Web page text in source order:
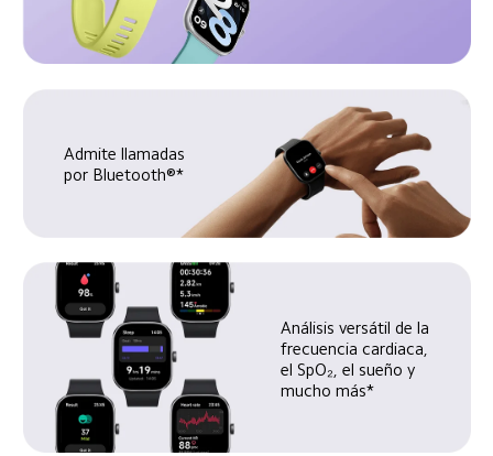
Admite llamadas
por Bluetooth®*
Análisis versátil de la
frecuencia cardiaca,
el SpO₂, el sueño y
mucho más*